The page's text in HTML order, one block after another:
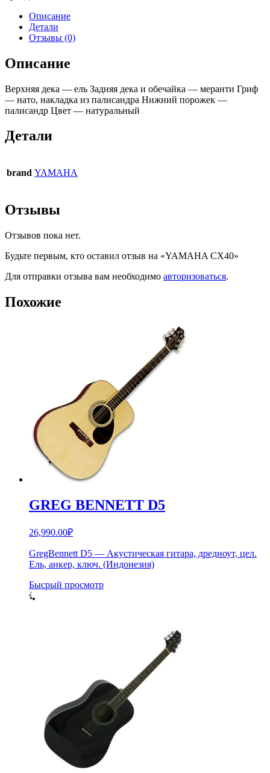
Описание
Детали
Отзывы (0)
Описание
Верхняя дека — ель Задняя дека и обечайка — меранти Гриф
— нато, накладка из палисандра Нижний порожек —
палисандр Цвет — натуральный
Детали
brand YAMAHA
Отзывы
Отзывов пока нет.
Будьте первым, кто оставил отзыв на «YAMAHA CX40»
Для отправки отзыва вам необходимо авторизоваться.
Похожие
GREG BENNETT D5
26,990.00₽
GregBennett D5 — Акустическая гитара, дредноут, цел.
Ель, анкер, ключ. (Индонезия)
Бысрый просмотр